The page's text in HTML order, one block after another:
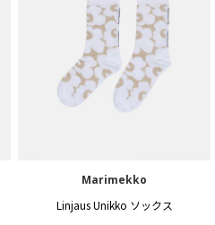
Marimekko
Linjaus Unikko ソックス